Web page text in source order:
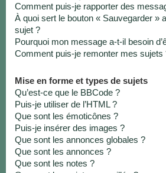
Comment puis-je rapporter des
À quoi sert le bouton « Sauvegarder »
sujet ?
Pourquoi mon message a-t-il besoin
Comment puis-je remonter mes sujets
Mise en forme et types de sujets
Qu’est-ce que le BBCode ?
Puis-je utiliser de l’HTML ?
Que sont les émoticônes ?
Puis-je insérer des images ?
Que sont les annonces globales ?
Que sont les annonces ?
Que sont les notes ?